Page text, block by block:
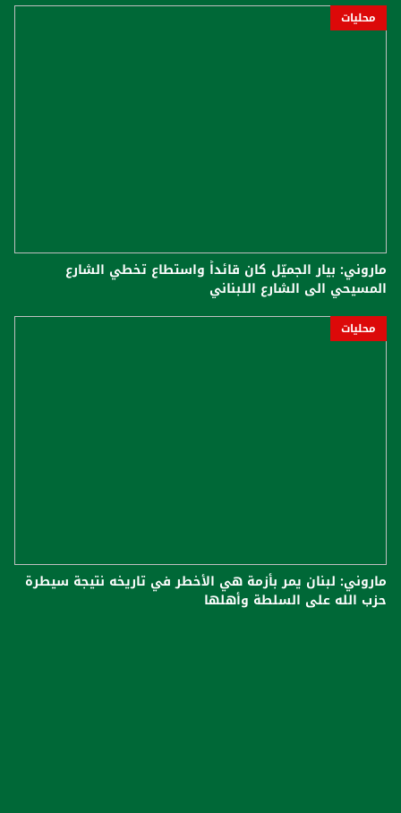
محليات
ماروني: بيار الجميّل كان قائداً واستطاع تخطي الشارع
المسيحي الى الشارع اللبناني
محليات
ماروني: لبنان يمر بأزمة هي الأخطر في تاريخه نتيجة سيطرة
حزب الله على السلطة وأهلها